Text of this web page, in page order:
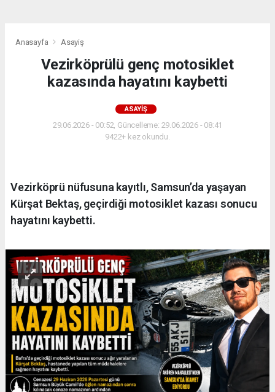
Anasayfa Asayiş
Vezirköprülü genç motosiklet
kazasında hayatını kaybetti
ASAYIŞ
29.06.2026 - 00:52, Güncelleme: 29.06.2026 - 08:41
9422+ kez okundu.
Vezirköprü nüfusuna kayıtlı, Samsun’da yaşayan
Kürşat Bektaş, geçirdiği motosiklet kazası sonucu
hayatını kaybetti.